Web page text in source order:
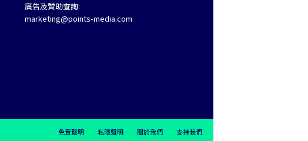
廣告及贊助查詢:
marketing@points-media.com
免責聲明 私隱聲明 關於我們 支持我們